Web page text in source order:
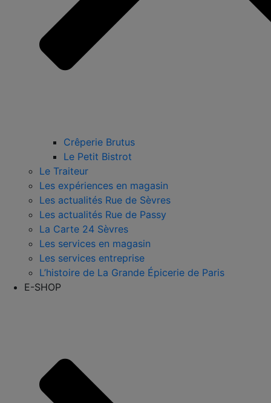
Crêperie Brutus
Le Petit Bistrot
Le Traiteur
Les expériences en magasin
Les actualités Rue de Sèvres
Les actualités Rue de Passy
La Carte 24 Sèvres
Les services en magasin
Les services entreprise
L’histoire de La Grande Épicerie de Paris
E-SHOP